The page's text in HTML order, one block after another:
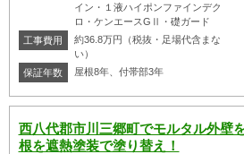
イン・１液ハイポンファインデク
ロ・ケンエースGⅡ・礎ガード
工事費用
約36.8万円（税抜・足場代含まな
い）
保証年数
屋根8年、付帯部3年
西八代郡市川三郷町でモルタル外壁
根を遮熱塗装で塗り替え！